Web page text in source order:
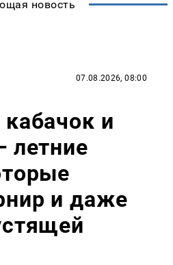
новость
07.08.2026, 08:00
и
летние
и даже